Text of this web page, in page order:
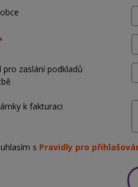
pro zaslání podkladů
k fakturaci
s Pravidly pro